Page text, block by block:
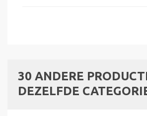
30 ANDERE
DEZELFDE